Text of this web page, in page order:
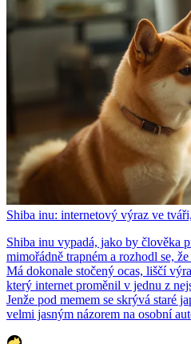
Shiba inu: internetový výraz ve
Shiba inu vypadá, jako by člověka
mimořádně trapném a rozhodl se,
Má dokonale stočený ocas, liščí
který internet proměnil v jednu z
Jenže pod memem se skrývá staré
velmi jasným názorem na osobní